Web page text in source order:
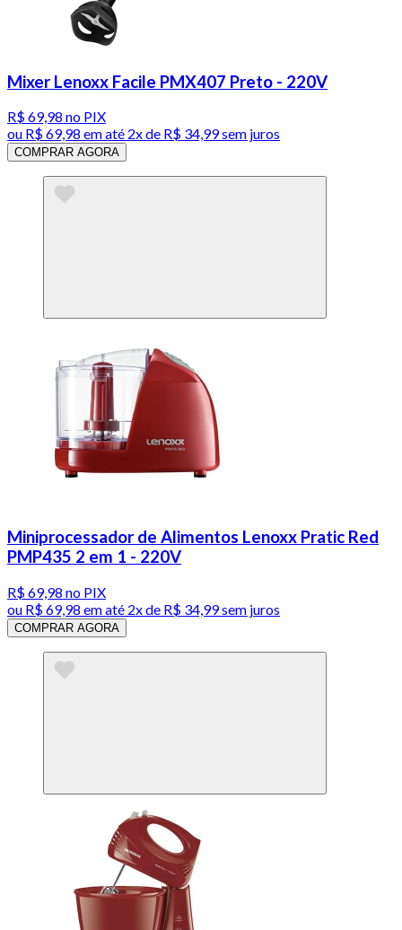
Mixer Lenoxx Facile PMX407 Preto - 220V
R$ 69,98 no PIX
ou R$ 69,98 em até 2x de R$ 34,99 sem juros
COMPRAR AGORA
Miniprocessador de Alimentos Lenoxx Pratic Red
PMP435 2 em 1 - 220V
R$ 69,98 no PIX
ou R$ 69,98 em até 2x de R$ 34,99 sem juros
COMPRAR AGORA